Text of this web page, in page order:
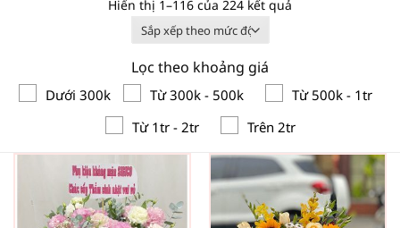
Hiển thị 1–116 của 224 kết quả
mức
phổ
biến
Lọc theo khoảng giá
Dưới 300k Từ 300k - 500k
Từ 500k - 1tr
Từ 1tr - 2tr
Trên 2tr